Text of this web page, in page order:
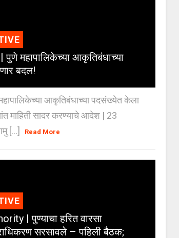
महापालिकेच्या आकृतिबंधाच्या
बदल!
आकृतिबंधाच्या पदसंख्येत केला
माहिती सादर करण्याचे आदेश | 23
[...]
Read More
| पुण्याचा हरित वारसा
सरसावले – पहिली बैठक;